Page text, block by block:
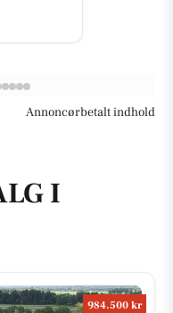
Annoncørbetalt indhold
I
984.500 kr